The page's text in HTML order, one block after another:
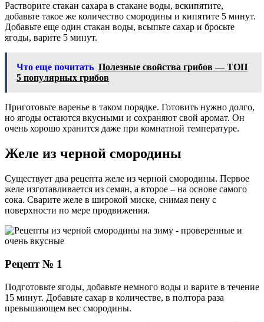
Растворите стакан сахара в стакане воды, вскипятите,
добавьте такое же количество смородины и кипятите 5 минут.
Добавьте еще один стакан воды, всыпьте сахар и бросьте
ягоды, варите 5 минут.
Что еще почитать Полезные свойства грибов — ТОП
5 популярных грибов
Приготовьте варенье в таком порядке. Готовить нужно долго,
но ягоды остаются вкусными и сохраняют свой аромат. Он
очень хорошо хранится даже при комнатной температуре.
Желе из черной смородины
Существует два рецепта желе из черной смородины. Первое
желе изготавливается из семян, а второе – на основе самого
сока. Сварите желе в широкой миске, снимая пену с
поверхности по мере продвижения.
Рецепт № 1
Подготовьте ягоды, добавьте немного воды и варите в течение
15 минут. Добавьте сахар в количестве, в полтора раза
превышающем вес смородины.